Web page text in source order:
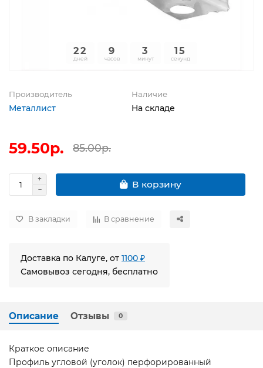
22
дней
9
часов
3
минут
15
секунд
Производитель
Металлист
Наличие
На складе
59.50р. 85.00р.
В корзину
В закладки В сравнение
Доставка по Калуге, от 1100 ₽
Самовывоз сегодня, бесплатно
Описание Отзывы 0
Краткое описание
Профиль угловой (уголок) перфорированный